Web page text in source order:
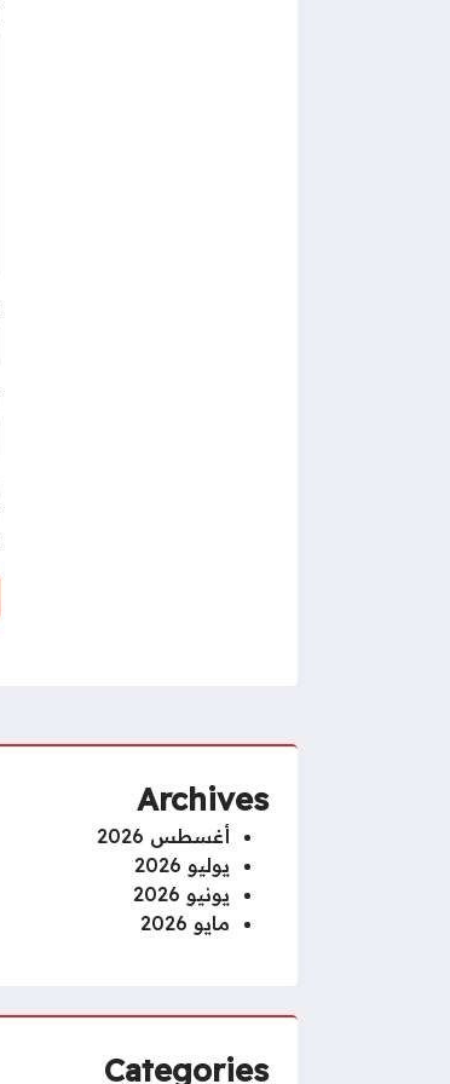
Archives
أغسطس 2026
يوليو 2026
يونيو 2026
مايو 2026
Categories